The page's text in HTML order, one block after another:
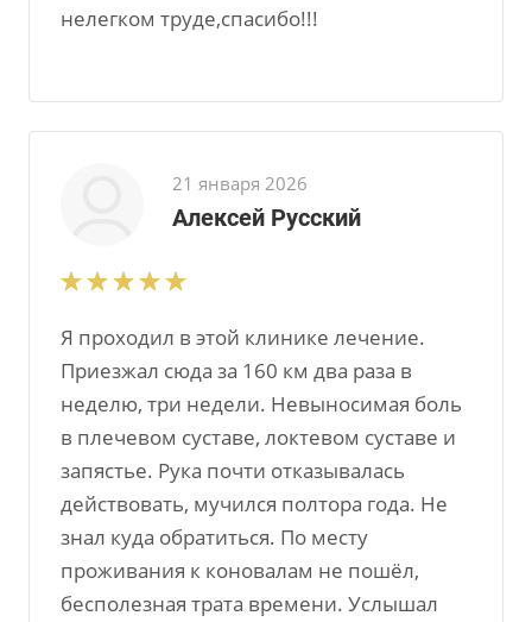
нелегком труде,спасибо!!!
21 января 2026
Алексей Русский
Я проходил в этой клинике лечение.
Приезжал сюда за 160 км два раза в
неделю, три недели. Невыносимая боль
в плечевом суставе, локтевом суставе и
запястье. Рука почти отказывалась
действовать, мучился полтора года. Не
знал куда обратиться. По месту
проживания к коновалам не пошёл,
бесполезная трата времени. Услышал